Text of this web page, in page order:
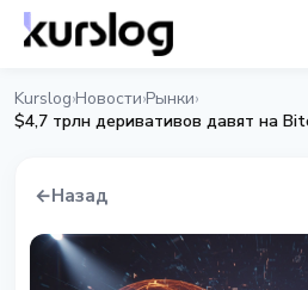
Kurslog›Новости›Рынки›
←Назад